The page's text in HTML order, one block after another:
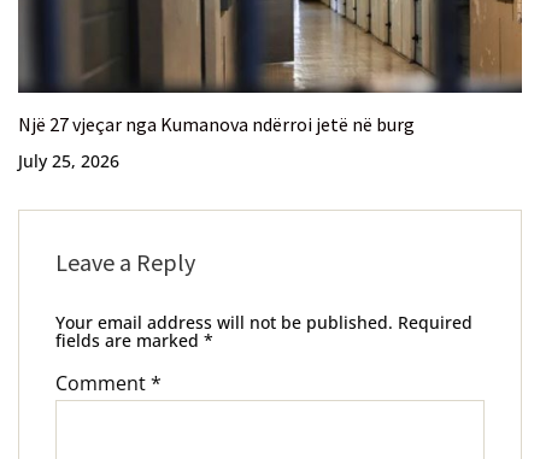
Një 27 vjeçar nga Kumanova ndërroi jetë në burg
July 25, 2026
Leave a Reply
Your email address will not be published. Required
fields are marked *
Comment*